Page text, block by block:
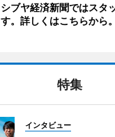
シブヤ経済新聞ではスタ
す。詳しくはこちらから。
特集
インタビュー